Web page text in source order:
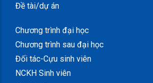
Đề tài/dự án
Chương trình đại học
Chương trình sau đại học
Đối tác-Cựu sinh viên
NCKH Sinh viên